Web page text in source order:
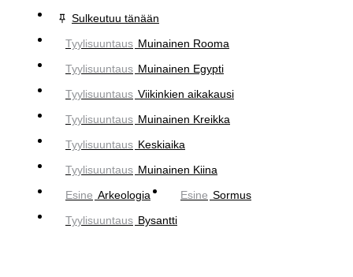
Sulkeutuu tänään
Tyylisuuntaus Muinainen Rooma
Tyylisuuntaus Muinainen Egypti
Tyylisuuntaus Viikinkien aikakausi
Tyylisuuntaus Muinainen Kreikka
Tyylisuuntaus Keskiaika
Tyylisuuntaus Muinainen Kiina
Esine Arkeologia Esine Sormus
Tyylisuuntaus Bysantti